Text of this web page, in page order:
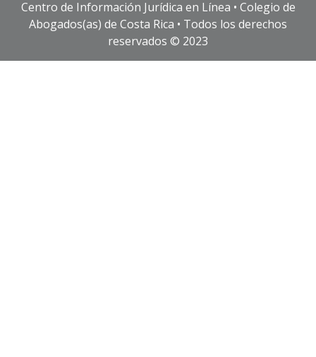
Centro de Información Jurídica en Línea • Colegio de
Abogados(as) de Costa Rica • Todos los derechos
reservados © 2023